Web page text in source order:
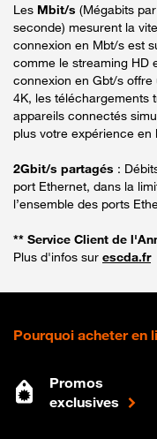
Les Mbit/s (Mégabits
seconde) mesurent la
connexion en Mbt/s est
comme le streaming HD
connexion en Gbt/s
4K, les téléchargements
appareils connectés
plus votre expérience
2Gbit/s partagés :
port Ethernet, dans la
l’ensemble des ports
** Service Client de
Plus d'infos sur escda.fr
Pourquoi acheter en
Promos
exclusives